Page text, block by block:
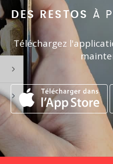
DES RESTOS À
Téléchargez